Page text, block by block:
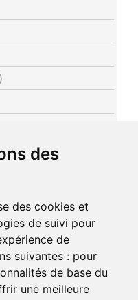
des
des cookies et
de suivi pour
de
suivantes : pour
de base du
une meilleure